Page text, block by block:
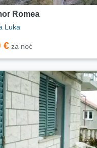
Romea
Luka
€ za noć